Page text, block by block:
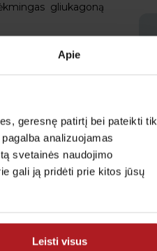
Apie
geresnę patirtį bei pateikti tik
analizuojamas
svetainės naudojimo
gali ją pridėti prie kitos jūsų
Leisti visus
gliukagoną